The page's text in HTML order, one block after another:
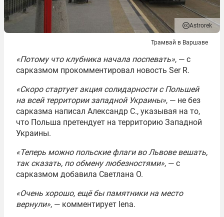
Astrorek
Трамвай в Варшаве
«Потому что клубника начала поспевать», — с
сарказмом прокомментировал новость Ser R.
«Скоро стартует акция солидарности с Польшей
на всей территории западной Украины», — не без
сарказма написал Александр С., указывая на то,
что Польша претендует на территорию Западной
Украины.
«Теперь можно польские флаги во Львове вешать,
так сказать, по обмену любезностями», — с
сарказмом добавила Светлана О.
«Очень хорошо, ещё бы памятники на место
вернули», — комментирует lena.